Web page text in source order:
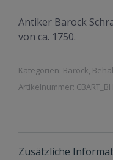
Antiker Barock
von ca. 1750.
Kategorien: Barock,
Artikelnummer:
Zusätzliche